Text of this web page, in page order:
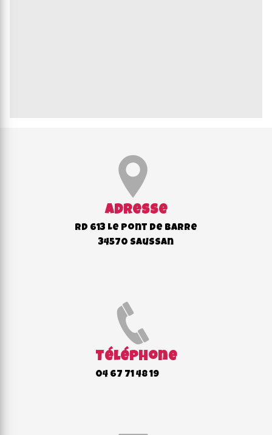
Adresse
RD 613 Le Pont de Barre
34570 Saussan
Téléphone
04 67 71 48 19